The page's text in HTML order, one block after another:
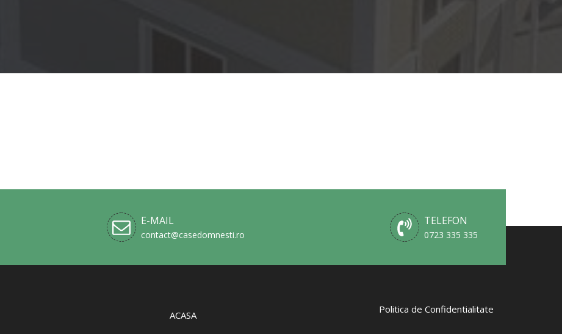
E-MAIL
contact@casedomnesti.ro
TELEFON
0723 335 335
ACASA Politica de Confidentialitate